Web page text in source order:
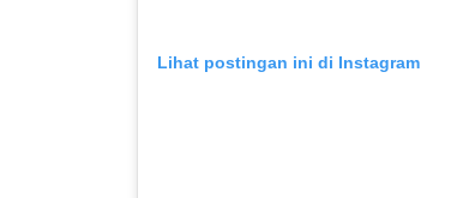
Lihat postingan ini di Instagram